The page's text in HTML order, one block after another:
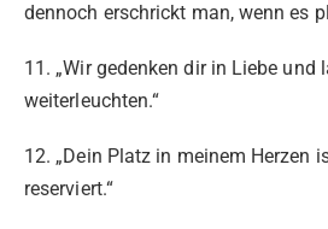
dennoch erschrickt man, wenn es
11. „Wir gedenken dir in Liebe und
weiterleuchten.“
12. „Dein Platz in meinem Herzen
reserviert.“